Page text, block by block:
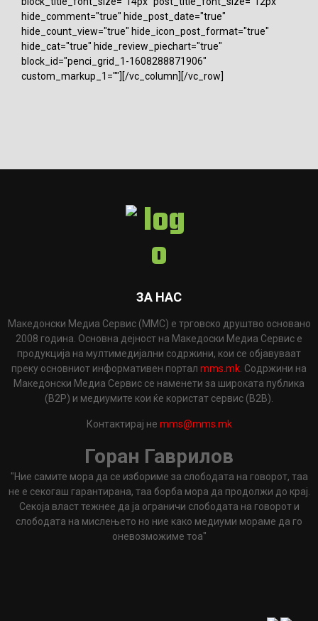
hide_comment="true" hide_post_date="true"
hide_count_view="true" hide_icon_post_format="true"
hide_cat="true" hide_review_piechart="true"
block_id="penci_grid_1-1608288871906"
custom_markup_1=""][/vc_column][/vc_row]
ЗА НАС
Македонски Медиа Сервис (ММС) е трговско друштво основано
2008 година. Основна дејност на Македоски Медиа Сервис е
продукција на мултимедијални содржини, кои се објавуваат
преку основниот информативен портал mms.mk . Содржини на
Македонски Медиа Сервис се наменети за широката публика
(B2P) и медиумите кои ќе користат сервис (B2B).
Контактирај не mms@mms.mk
Горан Гаврилов
"Ние самите мора да се избориме за слободата на говорот, таа
не е секогаш гарантирана, таа борба мора да продолжи до крај.
Секоја власт тежнее да ја ограничи слободата на говорот и
слободата на мислењето но ние како медиуми мораме да го
оневозможиме тоа"